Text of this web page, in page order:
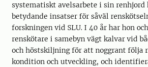
systematiskt avelsarbete i sin renhjord
betydande insatser för såväl
forskningen vid SLU. I 40 år har hon
renskötare i samebyn vägt kalvar vid
och höstskiljning för att noggrant följa
kondition och utveckling, och